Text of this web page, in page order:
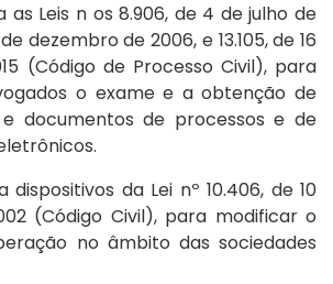
as Leis n os 8.906, de 4 de julho de
de dezembro de 2006, e 13.105, de 16
(Código de Processo Civil), para
o exame e a obtenção de
documentos de processos e de
dispositivos da Lei nº 10.406, de 10
(Código Civil), para modificar o
no âmbito das sociedades